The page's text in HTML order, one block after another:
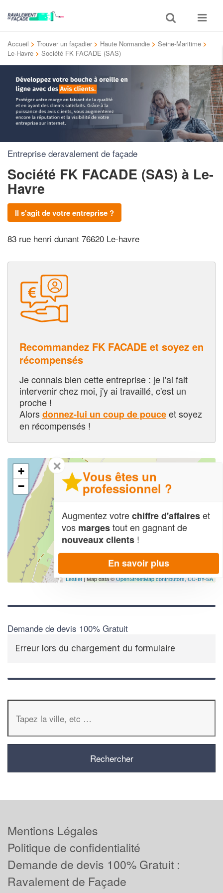
Toggle
search
Toggle
Accueil > Trouver un façadier > Haute Normandie > Seine-Maritime >
Le-Havre > Société FK FACADE (SAS)
Entreprise deravalement de façade
Société FK FACADE (SAS) à Le-
Havre
Il s'agit de votre entreprise ?
83 rue henri dunant 76620 Le-havre
Recommandez FK FACADE et soyez en
récompensés
Je connais bien cette entreprise : je l'ai fait
intervenir chez moi, j'y ai travaillé, c'est un
proche !
Alorsdonnez-lui un coup de pouceet soyez
en récompensés !
+
−
Leaflet| Map data ©OpenStreetMap contributors,CC-BY-SA
Demande de devis 100% Gratuit
Erreur lors du chargement du formulaire
✕
Vous êtes un
professionnel ?
Augmentez votrechiffre d'affaireset
vos margestout en gagnant de
nouveaux clients !
En savoir plus
Mentions Légales
Politique de confidentialité
Demande de devis 100% Gratuit :
Ravalement de Façade